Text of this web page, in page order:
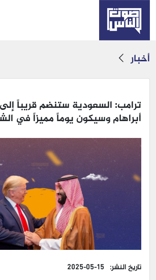
أخبار
ترامب: السعودية ستنضم قريباً
أبراهام وسيكون يوماً مميزاً في
تاريخ النشر: 2025-05-15